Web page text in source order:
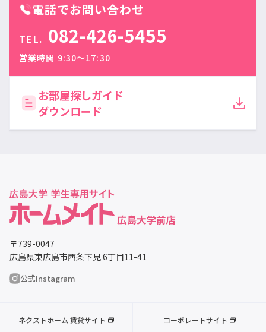
電話でお問い合わせ
TEL. 082-426-5455
営業時間 9:30〜17:30
お部屋探しガイド
ダウンロード
〒739-0047
広島県東広島市西条下見 6丁目11-41
公式Instagram
ネクストホーム 賃貸サイト コーポレートサイト